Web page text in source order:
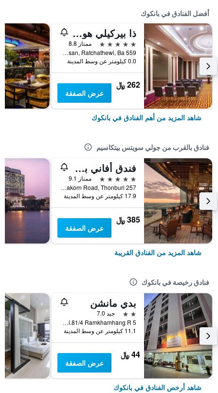
أفضل الفنادق في بانكوك
ذا بيركيلي هوتل براتونام
5 نجوم
ممتاز 8.8
559 Ratcharaprarop Rd., Makkasan, Ratchathewi, Ba, بانكوك, تايلاند
0.0 كيلومتر عن وسط المدينة
262 ﷼
عرض الصفقة
شاهد المزيد من أهم الفنادق في بانكوك
فنادق بالقرب من جولي سويتس بيتكاسيم
فندق أفاني بلس ريفرسايد بانكوك
5 نجوم
ممتاز 9.1
257 Charoennakorn Road, Thonburi, بانكوك, تايلاند
17.9 كيلومتر عن وسط المدينة
385 ﷼
عرض الصفقة
شاهد المزيد من الفنادق القريبة
فنادق رخيصة في بانكوك
بدي مانشن
2 نجمتين
جيد 7.0
5 Soi.81/4 Ramkhamhang R., بانكوك, تايلاند
11.1 كيلومتر عن وسط المدينة
44 ﷼
عرض الصفقة
شاهد أرخص الفنادق في بانكوك